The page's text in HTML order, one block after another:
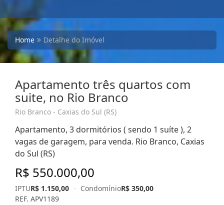
Home Detalhe do Imóvel
Apartamento três quartos com
suite, no Rio Branco
Rio Branco - Caxias do Sul (RS)
Apartamento, 3 dormitórios ( sendo 1 suíte ), 2
vagas de garagem, para venda. Rio Branco, Caxias
do Sul (RS)
R$ 550.000,00
IPTUR$ 1.150,00 · CondomínioR$ 350,00
REF. APV1189